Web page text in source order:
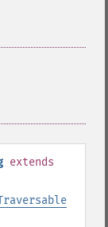
extends